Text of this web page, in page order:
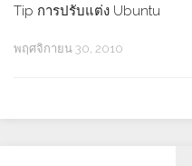
Tip การปรับแต่ง Ubuntu
พฤศจิกายน 30, 2010